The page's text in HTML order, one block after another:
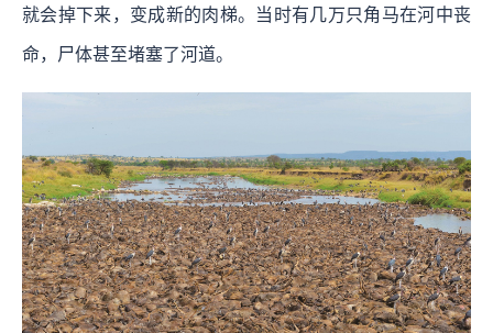
就会掉下来，变成新的肉梯。当时有几万只角马在河中丧
命，尸体甚至堵塞了河道。